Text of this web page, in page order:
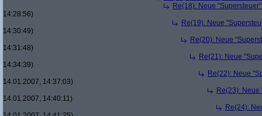
Re(18): Neue
14:28:56)
Re(19): Neue
14:30:49)
Re(20): Neue
14:31:48)
Re(21): Neue
14:34:39)
Re(22): Neue
14.01.2007, 14:37:03)
Re(23):
14.01.2007, 14:40:11)
Re(24):